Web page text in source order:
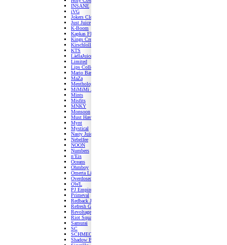
INSANE
iVG
Jokers Cloud Intense
Just Juice
K-Boom
Kapkas Flava
Kings Crest
Kirschlolli
KTS
LädlaJuice
Limited
Lips Collection
Mario Basler
MaZa
Menthology
MiMiMi Juice
Mints
Misfits
MNKY
Monsoon
Must Have
Mynt
Mystical
Nasty Juice
Nebelfee
NOON
Numbers
n’Eis
Oceans
Ohmboy
Omerta Liquids
Overdosed Cat
OWL
PJ Empire
Primeval
Redback Juice
Refresh Gazoz
Revoltage
Riot Squad
Samurai
SC
SCHMECKT
Shadow Burner